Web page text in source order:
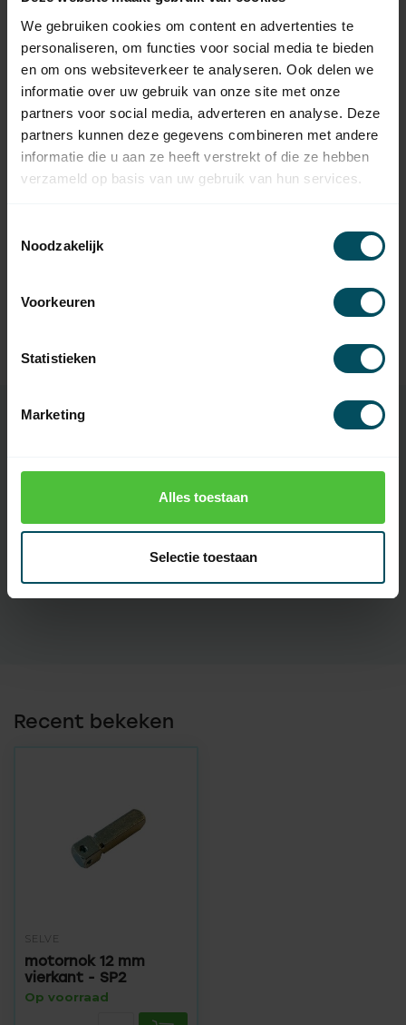
We gebruiken cookies om content en advertenties te
personaliseren, om functies voor social media te bieden
en om ons websiteverkeer te analyseren. Ook delen we
informatie over uw gebruik van onze site met onze
partners voor social media, adverteren en analyse. Deze
partners kunnen deze gegevens combineren met andere
informatie die u aan ze heeft verstrekt of die ze hebben
verzameld op basis van uw gebruik van hun services.
Noodzakelijk
Voorkeuren
Statistieken
Marketing
Alles toestaan
Selectie toestaan
Selve SE Plus, type 1
buismotor
Op voorraad
139,95
SELVE
Selve SEL Plus, type 1
rolluikmotor
Op voorraad
139,95
rolluikmotor
Op voorraad
174,95
SELVE
Op voorraad
7432257890876
Recent bekeken
SELVE
motornok 12 mm
vierkant - SP2
Op voorraad